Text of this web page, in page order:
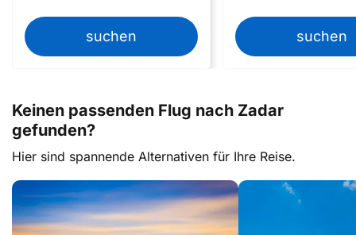
suchen suchen
Keinen passenden Flug nach Zadar
gefunden?
Hier sind spannende Alternativen für Ihre Reise.